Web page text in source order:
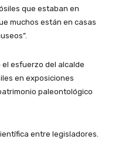
que estaban en
muchos están en casas
esfuerzo del alcalde
en exposiciones
paleontológico
entre legisladores.